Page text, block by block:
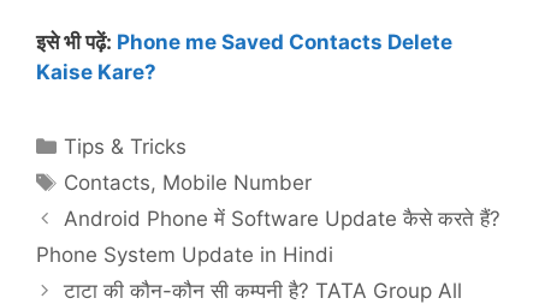
इसे भी पढ़ें: Phone me Saved Contacts Delete
Kaise Kare?
Categories
Tips & Tricks
Tags
Contacts, Mobile Number
Android Phone में Software Update कैसे करते हैं?
Phone System Update in Hindi
टाटा की कौन-कौन सी कम्पनी है? TATA Group All